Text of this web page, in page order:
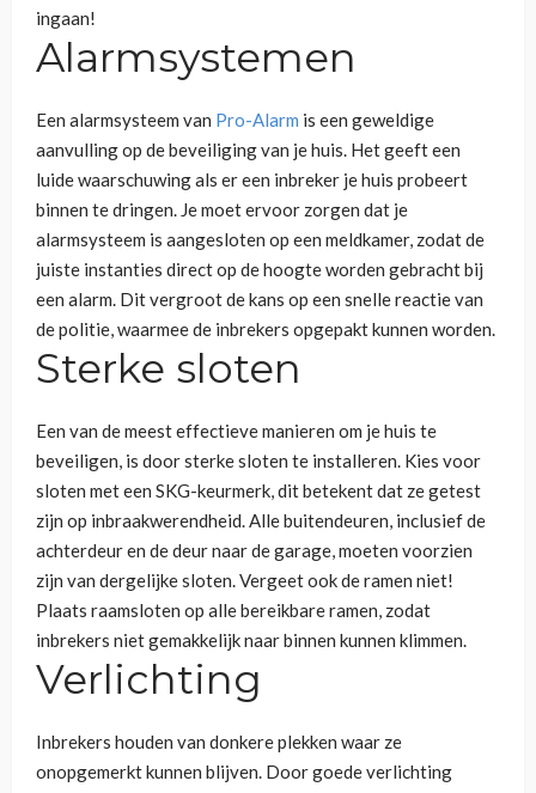
ingaan!
Alarmsystemen
Een alarmsysteem van Pro-Alarm is een geweldige
aanvulling op de beveiliging van je huis. Het geeft een
luide waarschuwing als er een inbreker je huis probeert
binnen te dringen. Je moet ervoor zorgen dat je
alarmsysteem is aangesloten op een meldkamer, zodat de
juiste instanties direct op de hoogte worden gebracht bij
een alarm. Dit vergroot de kans op een snelle reactie van
de politie, waarmee de inbrekers opgepakt kunnen worden.
Sterke sloten
Een van de meest effectieve manieren om je huis te
beveiligen, is door sterke sloten te installeren. Kies voor
sloten met een SKG-keurmerk, dit betekent dat ze getest
zijn op inbraakwerendheid. Alle buitendeuren, inclusief de
achterdeur en de deur naar de garage, moeten voorzien
zijn van dergelijke sloten. Vergeet ook de ramen niet!
Plaats raamsloten op alle bereikbare ramen, zodat
inbrekers niet gemakkelijk naar binnen kunnen klimmen.
Verlichting
Inbrekers houden van donkere plekken waar ze
onopgemerkt kunnen blijven. Door goede verlichting